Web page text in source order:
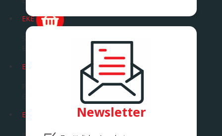
EKE
ENGHIEN
ERPEMERE
Newsletter